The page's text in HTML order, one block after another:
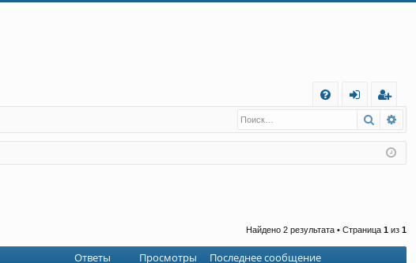
Q
д
г
ис
тр
Поиск
Найдено 2 результата • Страница 1 из 1
Ответы Просмотры Последнее сообщение